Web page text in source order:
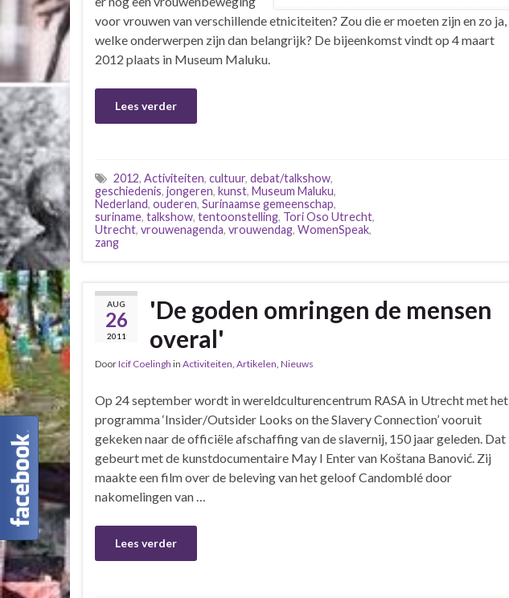
voor vrouwen van verschillende etniciteiten? Zou die er moeten zijn en zo ja,
welke onderwerpen zijn dan belangrijk? De bijeenkomst vindt op 4 maart
2012 plaats in Museum Maluku.
Lees verder
2012, Activiteiten, cultuur, debat/talkshow,
geschiedenis, jongeren, kunst, Museum Maluku,
Nederland, ouderen, Surinaamse gemeenschap,
suriname, talkshow, tentoonstelling, Tori Oso Utrecht,
Utrecht, vrouwenagenda, vrouwendag, WomenSpeak,
zang
AUG
26
2011
'De goden omringen de mensen
overal'
DoorIcif Coelingh in Activiteiten, Artikelen, Nieuws
Op 24 september wordt in wereldculturencentrum RASA in Utrecht met het
programma ‘Insider/Outsider Looks on the Slavery Connection’ vooruit
gekeken naar de officiële afschaffing van de slavernij, 150 jaar geleden. Dat
gebeurt met de kunstdocumentaire May I Enter van Koštana Banović. Zij
maakte een film over de beleving van het geloof Candomblé door
nakomelingen van …
Lees verder